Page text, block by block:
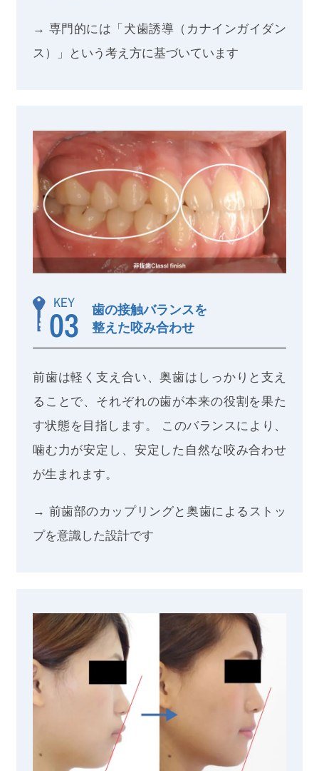
→ 専門的には「犬歯誘導（カナインガイダン
ス）」という考え方に基づいています
KEY
03
歯の接触バランスを
整えた咬み合わせ
前歯は軽く支え合い、奥歯はしっかりと支え
ることで、それぞれの歯が本来の役割を果た
す状態を目指します。 このバランスにより、
噛む力が安定し、安定した自然な咬み合わせ
が生まれます。
→ 前歯部のカップリングと奥歯によるストッ
プを意識した設計です